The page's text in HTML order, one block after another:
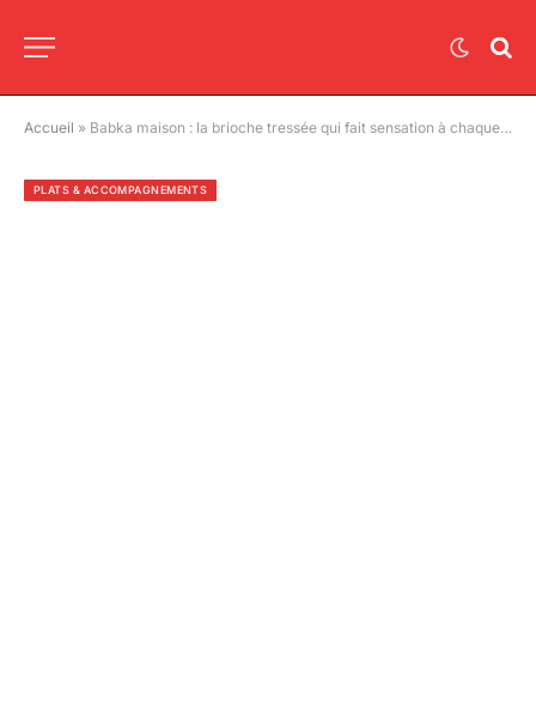
Accueil » Babka maison : la brioche tressée qui fait sensation à chaque tranche
PLATS & ACCOMPAGNEMENTS